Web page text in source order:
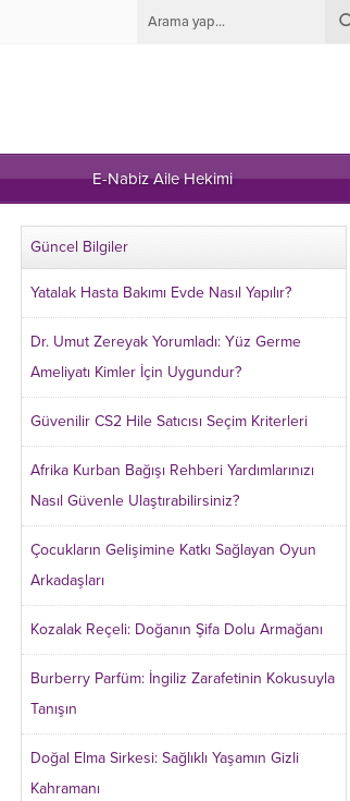
E-Nabiz Aile Hekimi
Güncel Bilgiler
Yatalak Hasta Bakımı Evde Nasıl Yapılır?
Dr. Umut Zereyak Yorumladı: Yüz Germe
Ameliyatı Kimler İçin Uygundur?
Güvenilir CS2 Hile Satıcısı Seçim Kriterleri
Afrika Kurban Bağışı Rehberi Yardımlarınızı
Nasıl Güvenle Ulaştırabilirsiniz?
Çocukların Gelişimine Katkı Sağlayan Oyun
Arkadaşları
Kozalak Reçeli: Doğanın Şifa Dolu Armağanı
Burberry Parfüm: İngiliz Zarafetinin Kokusuyla
Tanışın
Doğal Elma Sirkesi: Sağlıklı Yaşamın Gizli
Kahramanı